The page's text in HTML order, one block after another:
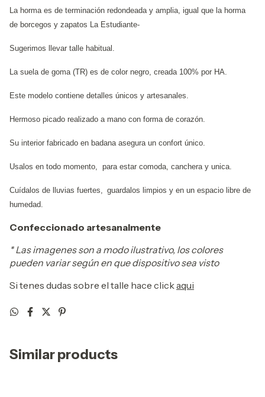
La horma es de terminación redondeada y amplia, igual que la horma
de borcegos y zapatos La Estudiante-
Sugerimos llevar talle habitual.
La suela de goma (TR) es de color negro, creada 100% por HA.
Este modelo contiene detalles únicos y artesanales.
Hermoso picado realizado a mano con forma de corazón.
Su interior fabricado en badana asegura un confort único.
Usalos en todo momento, para estar comoda, canchera y unica.
Cuídalos de lluvias fuertes,
guardalos limpios y en un espacio libre de
humedad.
Confeccionado artesanalmente
* Las imagenes son a modo ilustrativo, los colores
pueden variar según en que dispositivo sea visto
Si tenes dudas sobre el talle hace clickaqui
Similar products